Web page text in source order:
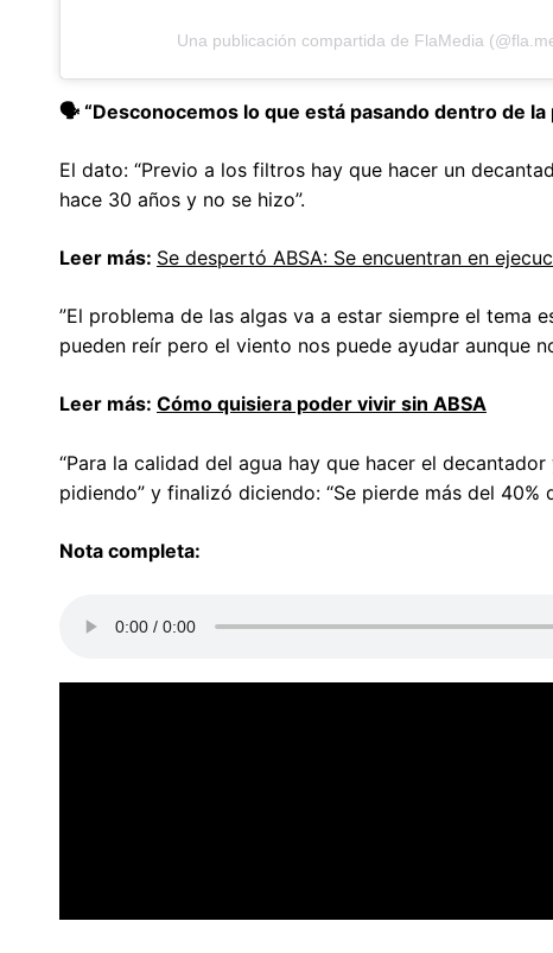
Una publicación compartida de FlaMedia
🗣️ “Desconocemos lo que está pasando dentro de
El dato: “Previo a los filtros hay que hacer un
hace 30 años y no se hizo”.
Leer más: Se despertó ABSA: Se encuentran en
”El problema de las algas va a estar siempre el tema
pueden reír pero el viento nos puede ayudar aunque
Leer más: Cómo quisiera poder vivir sin ABSA
“Para la calidad del agua hay que hacer el
pidiendo” y finalizó diciendo: “Se pierde más del
Nota completa: